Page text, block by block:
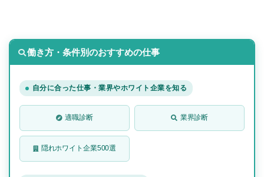
働き方・条件別のおすすめの仕事
自分に合った仕事・業界やホワイト企業を知る
適職診断 業界診断
隠れホワイト企業500選